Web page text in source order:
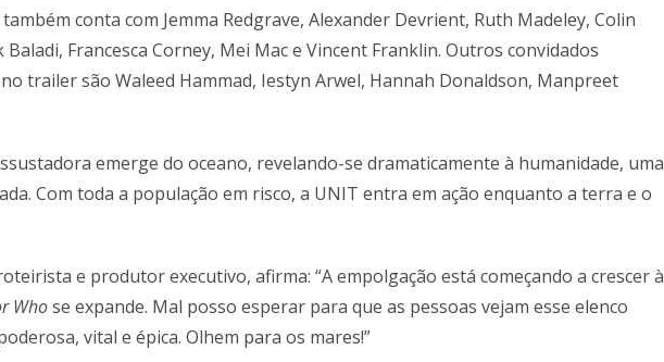
conta com Jemma Redgrave, Alexander Devrient, Ruth Madeley, Colin
Francesca Corney, Mei Mac e Vincent Franklin. Outros convidados
trailer são Waleed Hammad, Iestyn Arwel, Hannah Donaldson, Manpreet
emerge do oceano, revelando-se dramaticamente à humanidade, uma
Com toda a população em risco, a UNIT entra em ação enquanto a terra e o
e produtor executivo, afirma: “A empolgação está começando a crescer à
Whose expande. Mal posso esperar para que as pessoas vejam esse elenco
vital e épica. Olhem para os mares!”